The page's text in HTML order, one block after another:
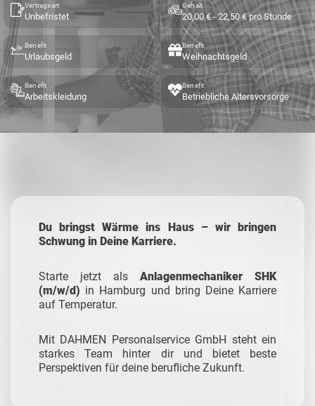
Vertragsart
Unbefristet
Gehalt
20,00 € - 22,50 € pro Stunde
Benefit
Urlaubsgeld
Benefit
Weihnachtsgeld
Benefit
Arbeitskleidung
Benefit
Betriebliche Altersvorsorge
Du bringst Wärme ins Haus – wir bringen
Schwung in Deine Karriere.
Starte jetzt als Anlagenmechaniker SHK
(m/w/d) in Hamburg und bring Deine Karriere
auf Temperatur.
Mit DAHMEN Personalservice GmbH steht ein
starkes Team hinter dir und bietet beste
Perspektiven für deine berufliche Zukunft.